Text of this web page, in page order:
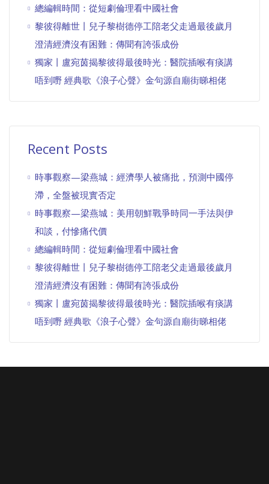
總編輯時間：從短劇倫理看中國社會
黎彼得離世丨兒子黎樹德停工陪老父走過最後歲月
澄清經濟沒有困難：傳聞有誇張成份
獨家丨盧宛茵揭黎彼得最後時光：醫院插喉有痰講
唔到嘢 經典歌《浪子心聲》金句源自廟街睇相佬
Recent Posts
時事觀察—梁燕城：經濟學人被痛批，預測中國停
滯，全盤被現實否定
時事觀察—梁燕城：美用朝鮮戰爭時同一手法與伊
和談，付慘痛代價
總編輯時間：從短劇倫理看中國社會
黎彼得離世丨兒子黎樹德停工陪老父走過最後歲月
澄清經濟沒有困難：傳聞有誇張成份
獨家丨盧宛茵揭黎彼得最後時光：醫院插喉有痰講
唔到嘢 經典歌《浪子心聲》金句源自廟街睇相佬